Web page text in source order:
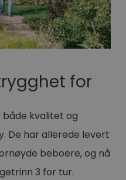
for
både kvalitet og
De har allerede levert
beboere, og nå
3 for tur.